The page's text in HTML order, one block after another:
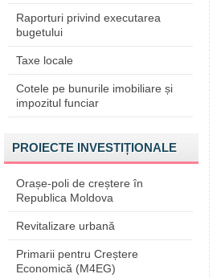
Raporturi privind executarea
bugetului
Taxe locale
Cotele pe bunurile imobiliare și
impozitul funciar
PROIECTE INVESTIȚIONALE
Orașe-poli de creștere în
Republica Moldova
Revitalizare urbană
Primarii pentru Creștere
Economică (M4EG)